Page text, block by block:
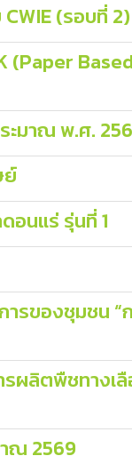
(รอบที่ 2)
(Paper
ะมาณ พ.ศ.
ย์
อนแร่ รุ่นที่ 1
รของชุมชน “
ผลิตพืชทางเลื
ณ 2569